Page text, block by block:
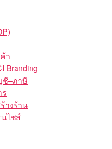
า
Branding
ชี–ภาษี
างร้าน
ไชส์